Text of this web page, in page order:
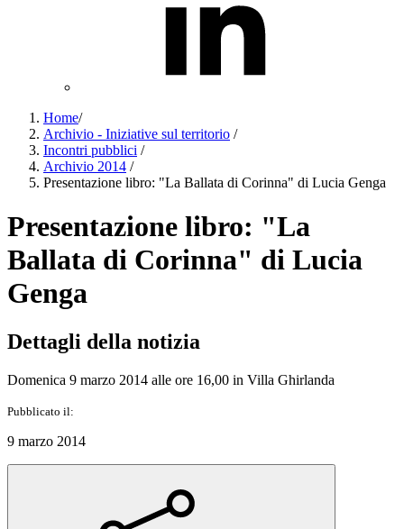
Home/
Archivio - Iniziative sul territorio /
Incontri pubblici /
Archivio 2014 /
Presentazione libro: "La Ballata di Corinna" di Lucia Genga
Presentazione libro: "La
Ballata di Corinna" di Lucia
Genga
Dettagli della notizia
Domenica 9 marzo 2014 alle ore 16,00 in Villa Ghirlanda
Pubblicato il:
9 marzo 2014